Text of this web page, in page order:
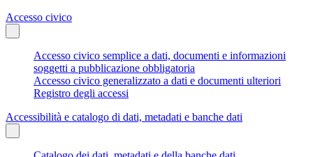
Accesso civico
Accesso civico semplice a dati, documenti e informazioni
soggetti a pubblicazione obbligatoria
Accesso civico generalizzato a dati e documenti ulteriori
Registro degli accessi
Accessibilità e catalogo di dati, metadati e banche dati